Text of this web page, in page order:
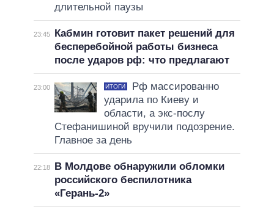
длительной паузы
23:45
Кабмин готовит пакет решений для
бесперебойной работы бизнеса
после ударов рф: что предлагают
23:00 ИТОГИ
Рф массированно
ударила по Киеву и
области, а экс-послу
Стефанишиной вручили подозрение.
Главное за день
22:18
В Молдове обнаружили обломки
российского беспилотника
«Герань-2»